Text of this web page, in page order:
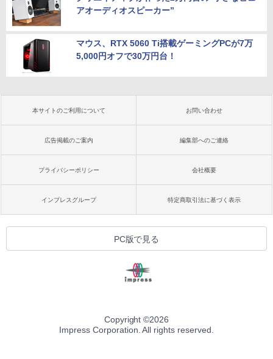
アオーディオスピーカー”
マウス、RTX 5060 Ti搭載ゲーミングPCが7万
5,000円オフで30万円台！
本サイトのご利用について お問い合わせ
広告掲載のご案内 編集部へのご連絡
プライバシーポリシー 会社概要
インプレスグループ 特定商取引法に基づく表示
PC版で見る
Copyright ©2026
Impress Corporation. All rights reserved.